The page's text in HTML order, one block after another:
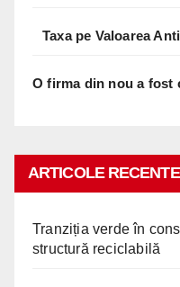
Taxa pe Valoarea
O firma din nou a fost
ARTICOLE RECENTE
Tranziția verde în
structură reciclabilă